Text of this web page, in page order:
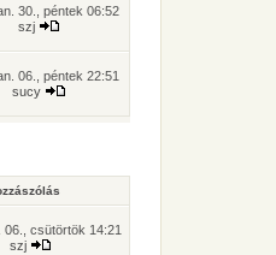
30., péntek 06:52
szj
06., péntek 22:51
sucy
06., csütörtök 14:21
szj